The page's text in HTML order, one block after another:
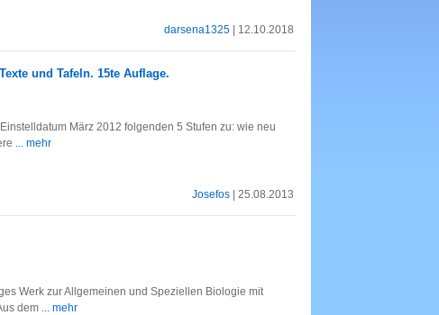
darsena1325 | 12.10.2018
und Tafeln. 15te Auflage.
März 2012 folgenden 5 Stufen zu: wie neu
... mehr
Josefos | 25.08.2013
Werk zur Allgemeinen und Speziellen Biologie mit
dem ... mehr